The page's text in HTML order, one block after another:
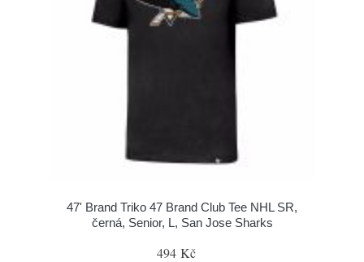
47' Brand Triko 47 Brand Club Tee NHL SR,
černá, Senior, L, San Jose Sharks
494 Kč